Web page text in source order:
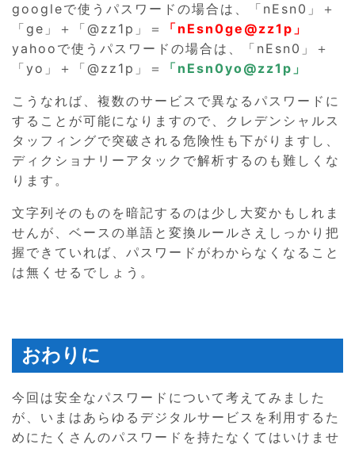
googleで使うパスワードの場合は、「nEsn0」＋
「ge」＋「@zz1p」＝
「nEsn0ge@zz1p」
yahooで使うパスワードの場合は、「nEsn0」＋
「yo」＋「@zz1p」＝
「nEsn0yo@zz1p」
こうなれば、複数のサービスで異なるパスワードに
することが可能になりますので、クレデンシャルス
タッフィングで突破される危険性も下がりますし、
ディクショナリーアタックで解析するのも難しくな
ります。
文字列そのものを暗記するのは少し大変かもしれま
せんが、ベースの単語と変換ルールさえしっかり把
握できていれば、パスワードがわからなくなること
は無くせるでしょう。
おわりに
今回は安全なパスワードについて考えてみました
が、いまはあらゆるデジタルサービスを利用するた
めにたくさんのパスワードを持たなくてはいけませ